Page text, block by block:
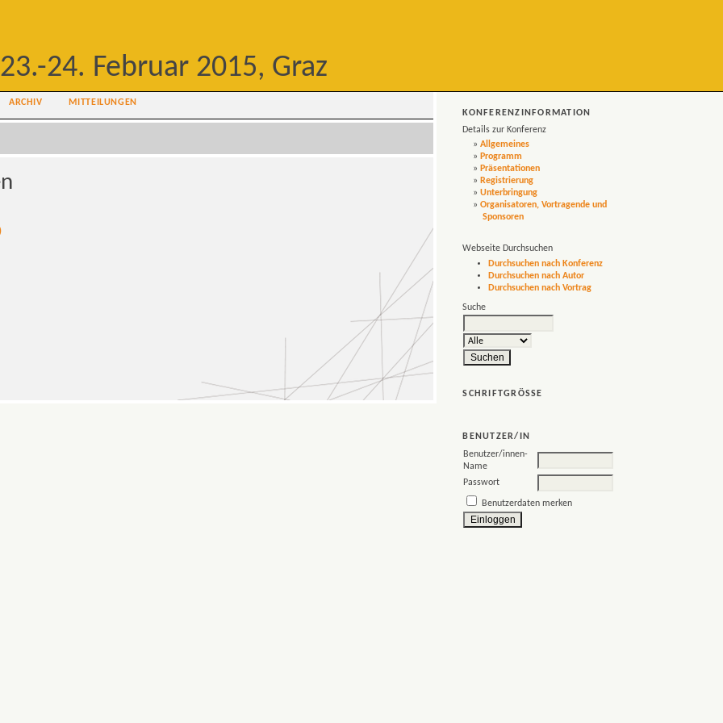
23.-24. Februar 2015, Graz
KONFERENZINFORMATION
Details zur Konferenz
» Allgemeines
» Programm
» Präsentationen
» Registrierung
» Unterbringung
» Organisatoren, Vortragende und
Sponsoren
Webseite Durchsuchen
Durchsuchen nach Konferenz
Durchsuchen nach Autor
Durchsuchen nach Vortrag
Suche
SCHRIFTGRÖSSE
BENUTZER/IN
Benutzer/innen-
Name
Passwort
Benutzerdaten merken
ARCHIV MITTEILUNGEN